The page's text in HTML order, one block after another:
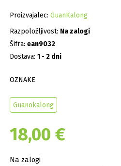
Proizvajalec: GuanKalong
Razpoložljivost: Na zalogi
Šifra: ean9032
Dostava: 1 - 2 dni
OZNAKE
Guanokalong
18,00 €
Na zalogi